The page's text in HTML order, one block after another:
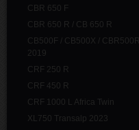
CBR 650 F
CBR 650 R / CB 650 R
CB500F / CB500X / CBR500R
2019
CRF 250 R
CRF 450 R
CRF 1000 L Africa Twin
XL750 Transalp 2023